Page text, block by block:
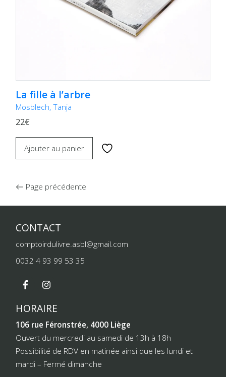
La fille à l’arbre
Mosblech, Tanja
22€
Ajouter au panier
Page précédente
CONTACT
comptoirdulivre.asbl@gmail.com
0032 4 93 99 53 35
HORAIRE
106 rue Féronstrée, 4000 Liège
Ouvert du mercredi au samedi de 13h à 18h
Possibilité de RDV en matinée ainsi que les lundi et
mardi – Fermé dimanche